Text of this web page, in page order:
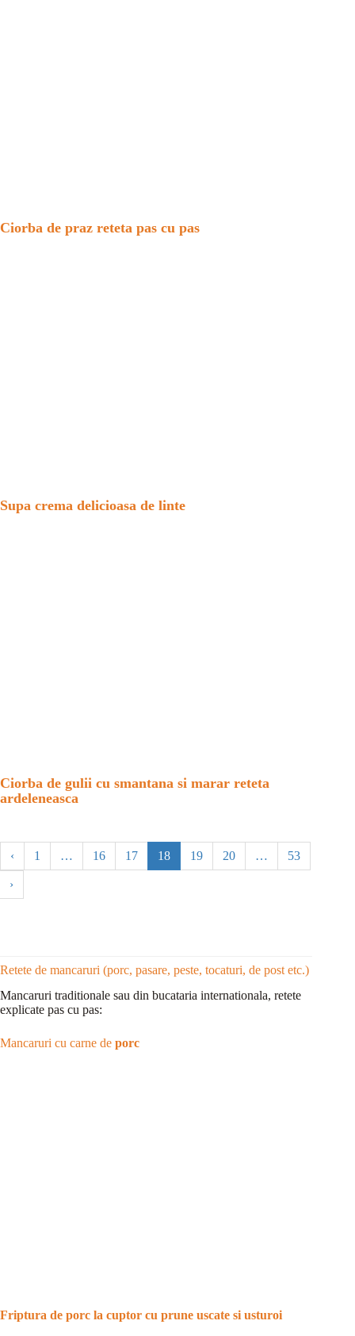
Ciorba de praz reteta pas cu pas
Supa crema delicioasa de linte
Ciorba de gulii cu smantana si marar reteta
ardeleneasca
‹ 1 … 16 17 18 19 20 … 53
›
Retete de mancaruri (porc, pasare, peste, tocaturi, de post etc.)
Mancaruri traditionale sau din bucataria internationala, retete
explicate pas cu pas:
Mancaruri cu carne de porc
Friptura de porc la cuptor cu prune uscate si usturoi